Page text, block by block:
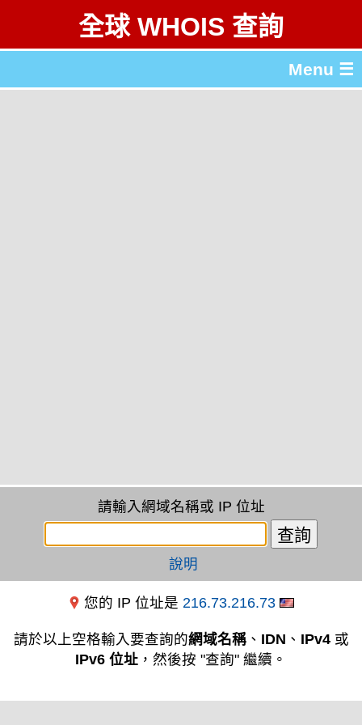
全球 WHOIS 查詢
Menu ☰
請輸入網域名稱或 IP 位址
說明
您的 IP 位址是 216.73.216.73
請於以上空格輸入要查詢的網域名稱、 IDN 、 IPv4或
IPv6 位址 ，然後按 "查詢" 繼續。